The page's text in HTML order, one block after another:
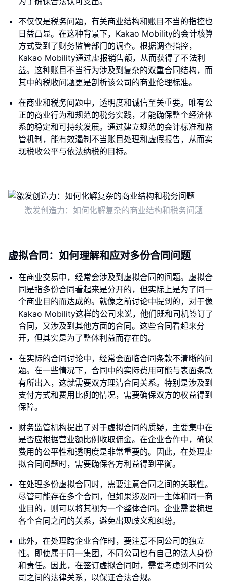
不仅仅是税务问题，有关商业结构和账目不当的指控也
日益凸显。在这种背景下，Kakao Mobility的会计核算
方式受到了财务监管部门的调查。根据调查指控，
Kakao Mobility通过虚报销售额，从而获得了不法利
益。这种账目不当行为涉及到复杂的双重合同结构，而
其中的税收问题更是剖析该公司的商业伦理标准。
在商业和税务问题中，透明度和诚信至关重要。唯有公
正的商业行为和规范的税务实践，才能确保整个经济体
系的稳定和可持续发展。通过建立规范的会计标准和监
管机制，能有效遏制不当账目处理和虚假报告，从而实
现税收公平与依法纳税的目标。
激发创造力：如何化解复杂的商业结构和税务问题
虚拟合同：如何理解和应对多份合同问题
在商业交易中，经常会涉及到虚拟合同的问题。虚拟合
同是指多份合同看起来是分开的，但实际上是为了同一
个商业目的而达成的。就像之前讨论中提到的，对于像
Kakao Mobility这样的公司来说，他们既和司机签订了
合同，又涉及到其他方面的合同。这些合同看起来分
开，但其实是为了整体利益而存在的。
在实际的合同讨论中，经常会面临合同条款不清晰的问
题。在一些情况下，合同中的实际费用可能与表面条款
有所出入，这就需要双方理清合同关系。特别是涉及到
支付方式和费用比例的情况，需要确保双方的权益得到
保障。
财务监管机构提出了对于虚拟合同的质疑，主要集中在
是否应根据营业额比例收取佣金。在企业合作中，确保
费用的公平性和透明度是非常重要的。因此，在处理虚
拟合同问题时，需要确保各方利益得到平衡。
在处理多份虚拟合同时，需要注意合同之间的关联性。
尽管可能存在多个合同，但如果涉及同一主体和同一商
业目的，则可以将其视为一个整体合同。企业需要梳理
各个合同之间的关系，避免出现歧义和纠纷。
此外，在处理跨企业合作时，要注意不同公司的独立
性。即使属于同一集团，不同公司也有自己的法人身份
和责任。因此，在签订虚拟合同时，需要考虑到不同公
司之间的法律关系，以保证合法合规。